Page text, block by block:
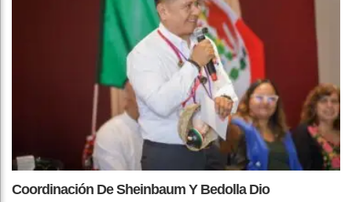
Coordinación De Sheinbaum Y Bedolla Dio